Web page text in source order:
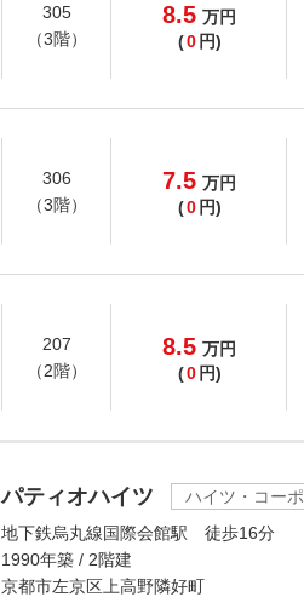
305
（3階）
8.5 万円
(0 円)
306
（3階）
7.5 万円
(0 円)
207
（2階）
8.5 万円
(0 円)
パティオハイツ
ハイツ・コーポ
地下鉄烏丸線国際会館駅 徒歩16分
1990年築 / 2階建
京都市左京区上高野隣好町